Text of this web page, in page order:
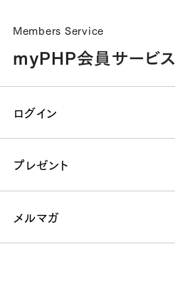
Members Service
myPHP会員サービス
ログイン
プレゼント
メルマガ